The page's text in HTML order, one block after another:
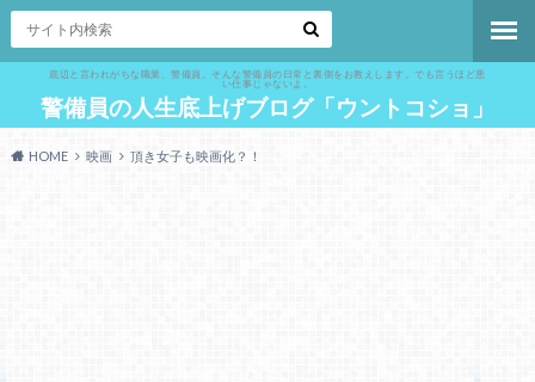
底辺と言われがちな職業、警備員。そんな警備員の日常と裏側をお教えします。でも言うほど悪
い仕事じゃないよ。
警備員の人生底上げブログ「ウントコショ」
HOME 映画 頂き女子も映画化？！